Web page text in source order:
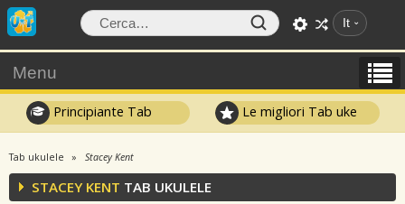
It
Menu
Principiante Tab Le migliori Tab uke
Tab ukulele Stacey Kent
STACEY KENT TAB UKULELE